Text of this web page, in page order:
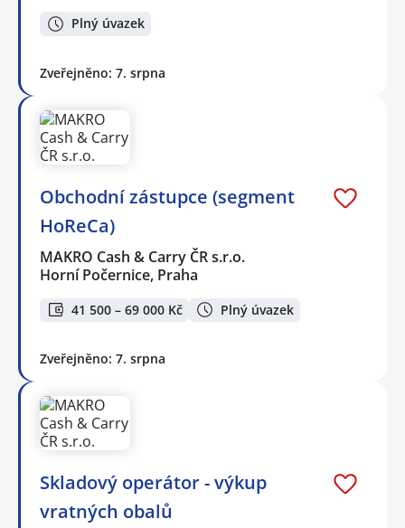
Plný úvazek
Zveřejněno: 7. srpna
Obchodní zástupce (segment
HoReCa)
MAKRO Cash & Carry ČR s.r.o.
Horní Počernice, Praha
41 500 – 69 000 Kč Plný úvazek
Zveřejněno: 7. srpna
Skladový operátor - výkup
vratných obalů